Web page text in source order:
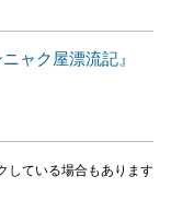
ャク屋漂流記』
している場合もあります